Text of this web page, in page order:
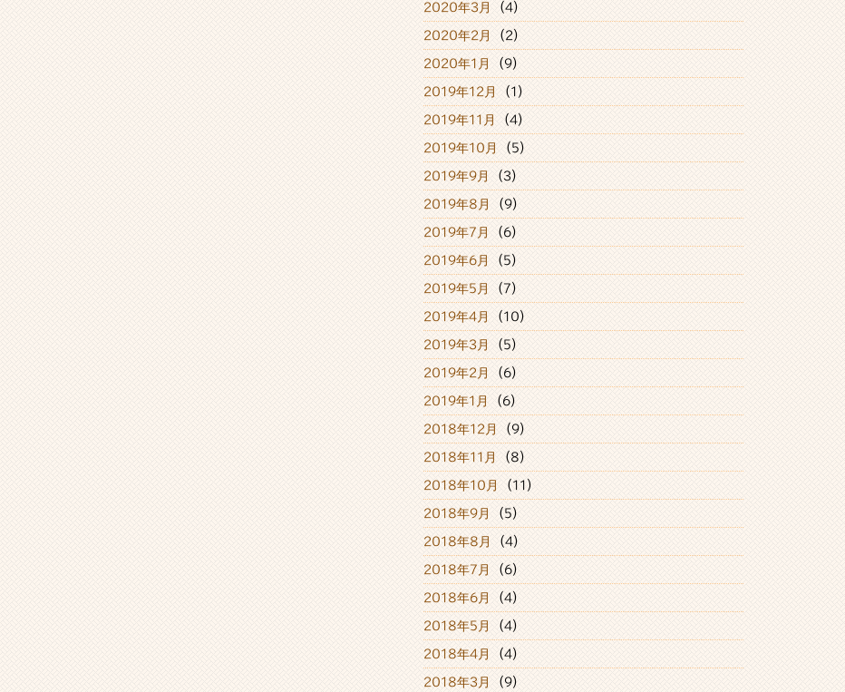
2020年3月 (4)
2020年2月 (2)
2020年1月 (9)
2019年12月 (1)
2019年11月 (4)
2019年10月 (5)
2019年9月 (3)
2019年8月 (9)
2019年7月 (6)
2019年6月 (5)
2019年5月 (7)
2019年4月 (10)
2019年3月 (5)
2019年2月 (6)
2019年1月 (6)
2018年12月 (9)
2018年11月 (8)
2018年10月 (11)
2018年9月 (5)
2018年8月 (4)
2018年7月 (6)
2018年6月 (4)
2018年5月 (4)
2018年4月 (4)
2018年3月 (9)